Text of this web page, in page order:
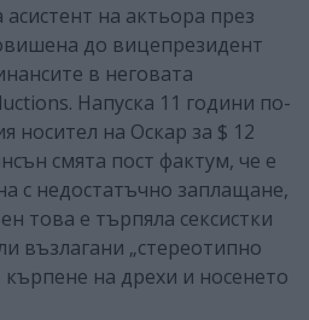
на актьора през
до вицепрезидент
в неговата
Напуска 11 години по-
носител на Оскар за $ 12
смята пост фактум, че е
с недостатъчно заплащане,
това е търпяла сексистки
възлагани „стереотипно
кърпене на дрехи и носенето